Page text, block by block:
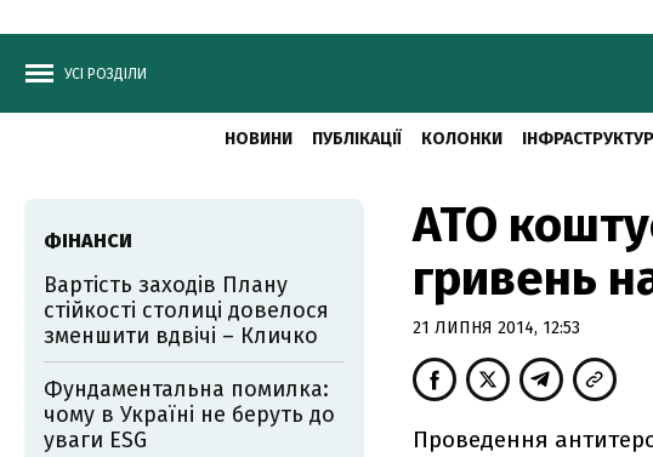
УСІ РОЗДІЛИ
НОВИНИ ПУБЛІКАЦІЇ КОЛОНКИ
АТО
гривень
21 ЛИПНЯ 2014, 12:53
Проведення
ФІНАНСИ
Вартість заходів Плану
стійкості столиці довелося
зменшити вдвічі – Кличко
Фундаментальна помилка:
чому в Україні не беруть до
уваги ESG